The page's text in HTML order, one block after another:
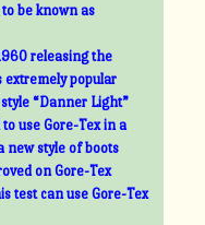
be known as
releasing the
extremely popular
“Danner Light”
use Gore-Tex in a
new style of boots
on Gore-Tex
test can use Gore-Tex